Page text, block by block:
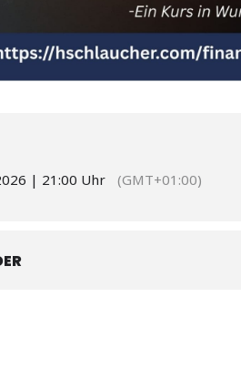
| 21:00 Uhr (GMT+01:00)